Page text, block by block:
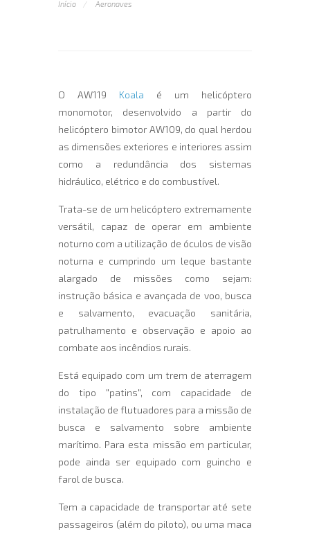
Início Aeronaves
O AW119 Koala é um helicóptero
monomotor, desenvolvido a partir do
helicóptero bimotor AW109, do qual herdou
as dimensões exteriores e interiores assim
como a redundância dos sistemas
hidráulico, elétrico e do combustível.
Trata-se de um helicóptero extremamente
versátil, capaz de operar em ambiente
noturno com a utilização de óculos de visão
noturna e cumprindo um leque bastante
alargado de missões como sejam:
instrução básica e avançada de voo, busca
e salvamento, evacuação sanitária,
patrulhamento e observação e apoio ao
combate aos incêndios rurais.
Está equipado com um trem de aterragem
do tipo "patins", com capacidade de
instalação de flutuadores para a missão de
busca e salvamento sobre ambiente
marítimo. Para esta missão em particular,
pode ainda ser equipado com guincho e
farol de busca.
Tem a capacidade de transportar até sete
passageiros (além do piloto), ou uma maca